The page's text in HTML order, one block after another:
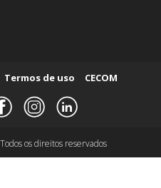
Termos de uso CECOM
os direitos reservados